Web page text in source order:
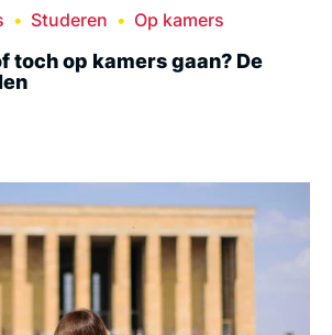
Studeren Op kamers
toch op kamers gaan? De